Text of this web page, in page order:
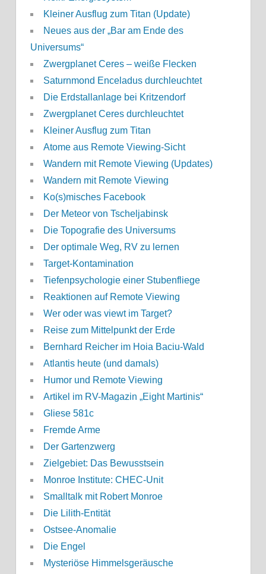
Kleiner Ausflug zum Titan (Update)
Neues aus der „Bar am Ende des
Universums“
Zwergplanet Ceres – weiße Flecken
Saturnmond Enceladus durchleuchtet
Die Erdstallanlage bei Kritzendorf
Zwergplanet Ceres durchleuchtet
Kleiner Ausflug zum Titan
Atome aus Remote Viewing-Sicht
Wandern mit Remote Viewing (Updates)
Wandern mit Remote Viewing
Ko(s)misches Facebook
Der Meteor von Tscheljabinsk
Die Topografie des Universums
Der optimale Weg, RV zu lernen
Target-Kontamination
Tiefenpsychologie einer Stubenfliege
Reaktionen auf Remote Viewing
Wer oder was viewt im Target?
Reise zum Mittelpunkt der Erde
Bernhard Reicher im Hoia Baciu-Wald
Atlantis heute (und damals)
Humor und Remote Viewing
Artikel im RV-Magazin „Eight Martinis“
Gliese 581c
Fremde Arme
Der Gartenzwerg
Zielgebiet: Das Bewusstsein
Monroe Institute: CHEC-Unit
Smalltalk mit Robert Monroe
Die Lilith-Entität
Ostsee-Anomalie
Die Engel
Mysteriöse Himmelsgeräusche